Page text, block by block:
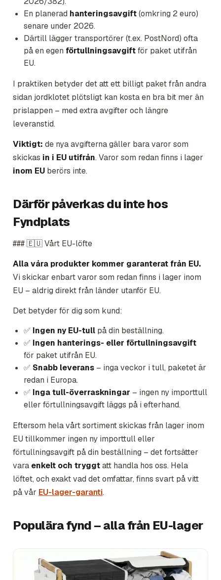
En planerad hanteringsavgift(omkring 2 euro)
senare under 2026.
Därtill lägger transportörer (t.ex. PostNord) ofta
på en egen förtullningsavgiftför paket utifrån
EU.
I praktiken betyder det att ett billigt paket från andra
sidan jordklotet plötsligt kan kosta en bra bit mer än
prislappen – med extra avgifter och längre
leveranstid.
Viktigt: de nya avgifterna gäller bara varor som
skickas in i EU utifrån. Varor som redan finns i lager
inom EU berörs inte.
Därför påverkas du inte hos
Fyndplats
### 🇪🇺 Vårt EU-löfte
Alla våra produkter kommer garanterat från EU.
Vi skickar enbart varor som redan finns i lager inom
EU – aldrig direkt från länder utanför EU.
Det betyder för dig som kund:
✅ Ingen ny EU-tull på din beställning.
✅ Ingen hanterings- eller förtullningsavgift
för paket utifrån EU.
✅ Snabb leverans – inga veckor i tull, paketet är
redan i Europa.
✅ Inga tull-överraskningar – ingen ny importtull
eller förtullningsavgift läggs på i efterhand.
Eftersom hela vårt sortiment skickas från lager inom
EU tillkommer ingen ny importtull eller
förtullningsavgift på din beställning – det fortsätter
vara enkelt och tryggtatt handla hos oss. Hela
löftet, och exakt vad det omfattar, finns svart på vitt
på vår EU-lager-garanti.
Populära fynd – alla från EU-lager